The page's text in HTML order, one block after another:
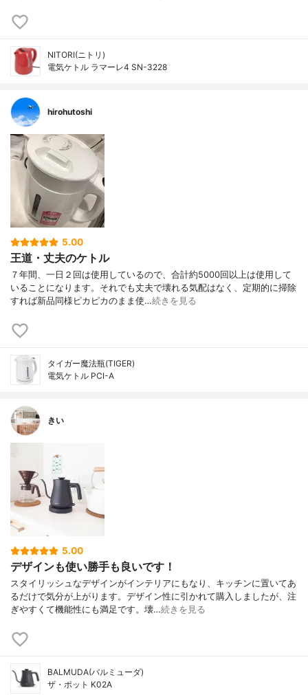
NITORI(ニトリ)
電気ケトル ラマーレ4 SN-3228
hirohutoshi
5.00
王道・丈夫のケトル
７年間、一日２回は使用しているので、合計約5000回以上は使用して
いることになります。それでも丈夫で壊れる気配はなく、定期的に掃除
すれば新品同様ピカピカのまま使…続きを見る
タイガー魔法瓶(TIGER)
電気ケトル PCI-A
きい
5.00
デザインも使い勝手も良いです！
スタイリッシュなデザインがインテリアにもなり、キッチンに置いてあ
るだけで気分が上がります。デザイン性に引かれて購入しましたが、注
ぎやすくて機能性にも満足です。壊…続きを見る
BALMUDA(バルミューダ)
ザ・ポット K02A